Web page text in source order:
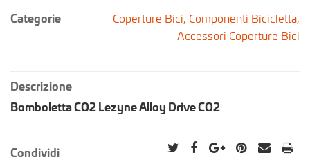
Categorie
Coperture Bici, Componenti Bicicletta,
Accessori Coperture Bici
Descrizione
Bomboletta CO2 Lezyne Alloy Drive CO2
Condividi